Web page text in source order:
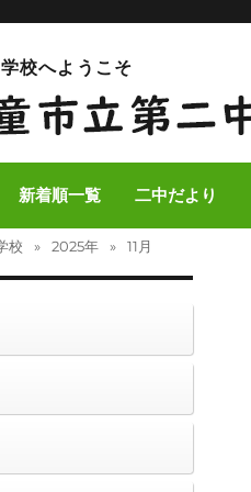
校へようこそ
新着順一覧 二中だより
校 2025年 11月